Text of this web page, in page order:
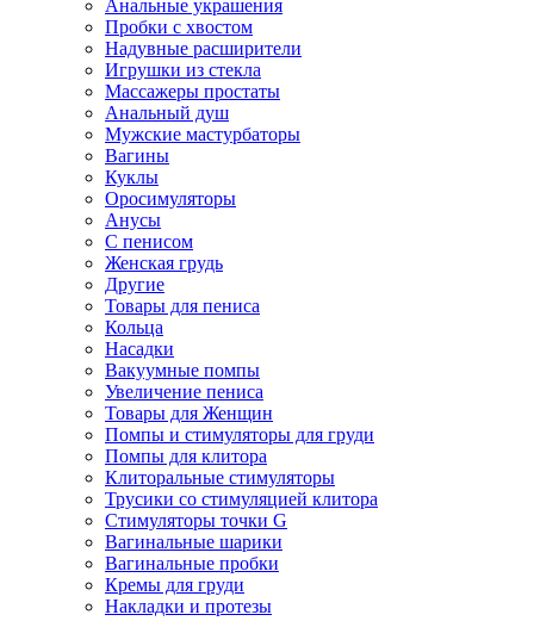
Анальные украшения
Пробки с хвостом
Надувные расширители
Игрушки из стекла
Массажеры простаты
Анальный душ
Мужские мастурбаторы
Вагины
Куклы
Оросимуляторы
Анусы
С пенисом
Женская грудь
Другие
Товары для пениса
Кольца
Насадки
Вакуумные помпы
Увеличение пениса
Товары для Женщин
Помпы и стимуляторы для груди
Помпы для клитора
Клиторальные стимуляторы
Трусики со стимуляцией клитора
Стимуляторы точки G
Вагинальные шарики
Вагинальные пробки
Кремы для груди
Накладки и протезы